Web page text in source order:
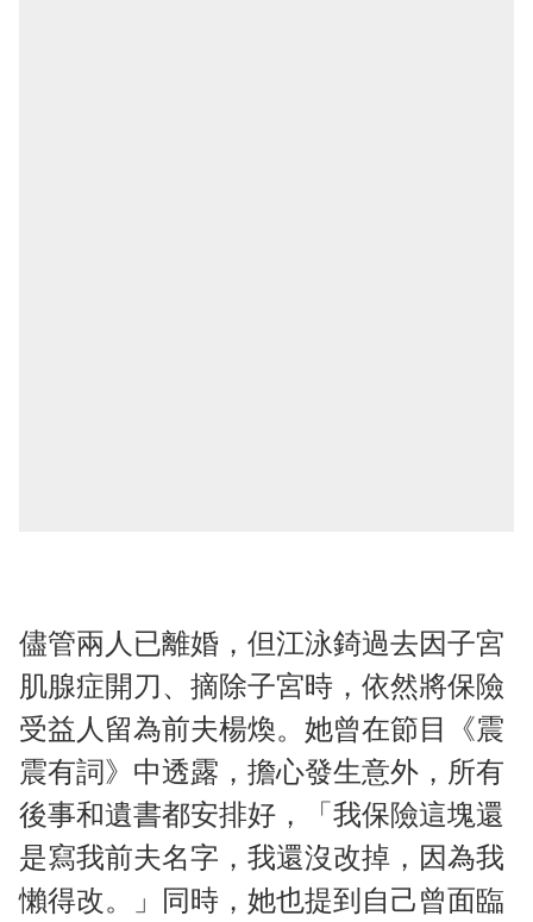
儘管兩人已離婚，但江泳錡過去因子宮
肌腺症開刀、摘除子宮時，依然將保險
受益人留為前夫楊煥。她曾在節目《震
震有詞》中透露，擔心發生意外，所有
後事和遺書都安排好，「我保險這塊還
是寫我前夫名字，我還沒改掉，因為我
懶得改。」同時，她也提到自己曾面臨